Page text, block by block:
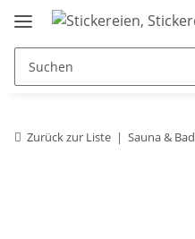
Zurück zur Liste Sauna & Bad